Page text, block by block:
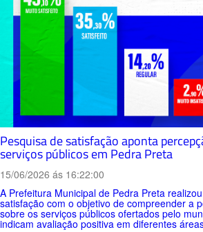
Pesquisa de satisfação aponta
serviços públicos em Pedra Preta
15/06/2026 ás 16:22:00
A Prefeitura Municipal de Pedra Preta
satisfação com o objetivo de compreender a
sobre os serviços públicos ofertados pelo
indicam avaliação positiva em diferentes